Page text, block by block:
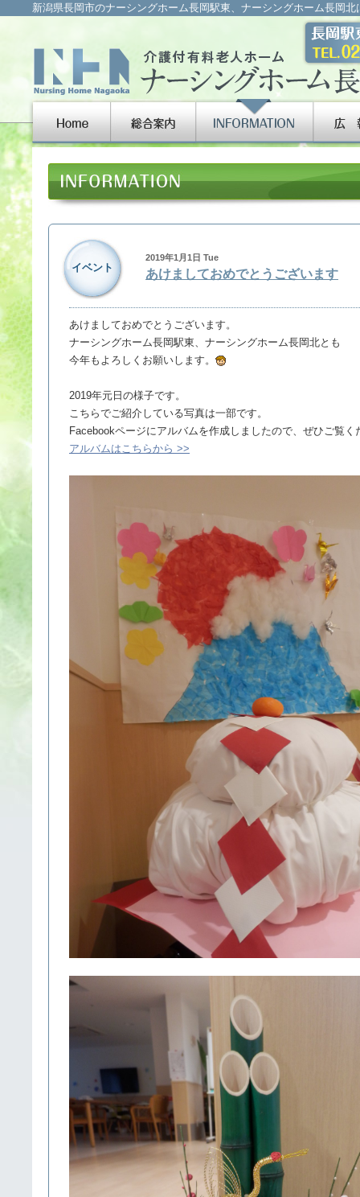
新潟県長岡市のナーシングホーム長岡駅東、ナーシングホーム長岡
イベント
2019年1月1日 Tue
あけましておめでとうございます
あけましておめでとうございます。
ナーシングホーム長岡駅東、ナーシングホーム長岡北とも
今年もよろしくお願いします。
2019年元日の様子です。
こちらでご紹介している写真は一部です。
Facebookページにアルバムを作成しましたので、ぜひご覧く
アルバムはこちらから >>